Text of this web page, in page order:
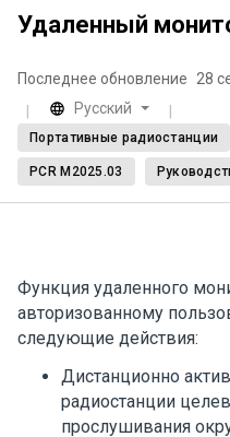
Удаленный
Последнее обновление 28
Русский
Портативные радиостанции
PCR M2025.03
Функция удаленного
авторизованному
следующие действия:
Дистанционно
радиостанции
прослушивания